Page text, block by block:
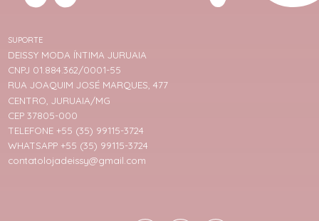
SUPORTE
DEISSY MODA ÍNTIMA JURUAIA
CNPJ 01.884.362/0001-55
RUA JOAQUIM JOSÉ MARQUES, 477
CENTRO, JURUAIA/MG
CEP 37805-000
TELEFONE +55 (35) 99115-3724
WHATSAPP +55 (35) 99115-3724
contatolojadeissy@gmail.com